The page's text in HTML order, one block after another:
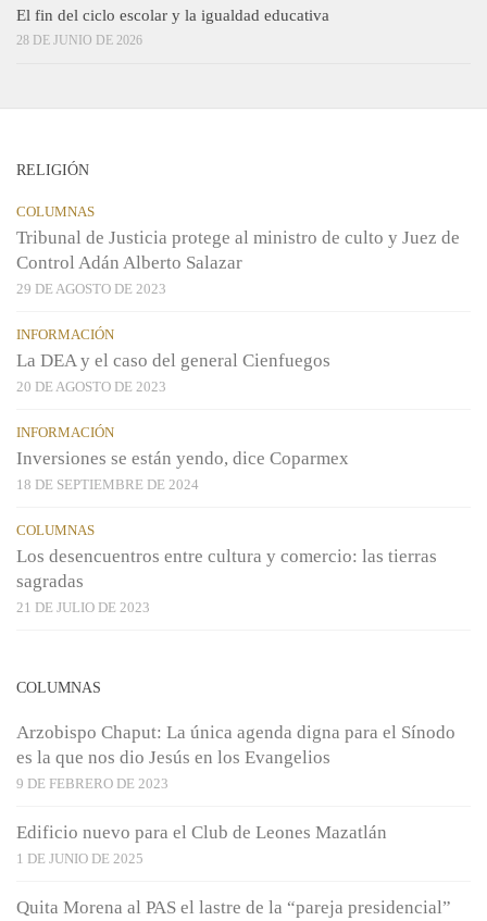
El fin del ciclo escolar y la igualdad educativa
28 DE JUNIO DE 2026
RELIGIÓN
COLUMNAS
Tribunal de Justicia protege al ministro de culto y Juez de
Control Adán Alberto Salazar
29 DE AGOSTO DE 2023
INFORMACIÓN
La DEA y el caso del general Cienfuegos
20 DE AGOSTO DE 2023
INFORMACIÓN
Inversiones se están yendo, dice Coparmex
18 DE SEPTIEMBRE DE 2024
COLUMNAS
Los desencuentros entre cultura y comercio: las tierras
sagradas
21 DE JULIO DE 2023
COLUMNAS
Arzobispo Chaput: La única agenda digna para el Sínodo
es la que nos dio Jesús en los Evangelios
9 DE FEBRERO DE 2023
Edificio nuevo para el Club de Leones Mazatlán
1 DE JUNIO DE 2025
Quita Morena al PAS el lastre de la “pareja presidencial”